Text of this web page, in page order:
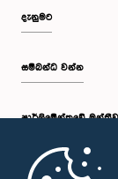
දැනුමට
සම්බන්ධ වන්න
පාර්ලි‌මේන්තුවේ
මුල් පිටුව